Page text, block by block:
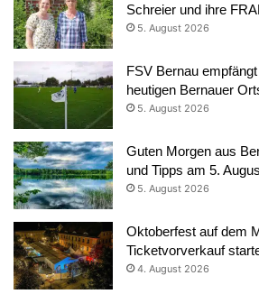
Schreier und ihre
5. August 2026
FSV Bernau
heutigen Bernauer
5. August 2026
Guten Morgen aus
und Tipps am 5.
5. August 2026
Oktoberfest auf dem
Ticketvorverkauf
4. August 2026